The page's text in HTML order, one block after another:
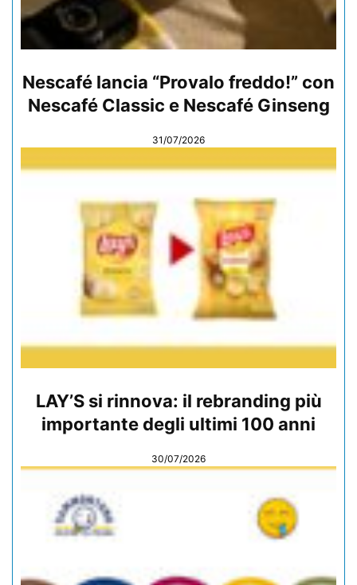
Nescafé lancia “Provalo freddo!” con
Nescafé Classic e Nescafé Ginseng
31/07/2026
LAY’S si rinnova: il rebranding più
importante degli ultimi 100 anni
30/07/2026